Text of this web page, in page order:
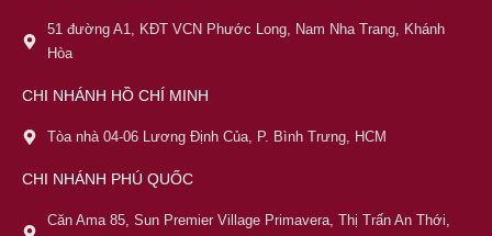
51 đường A1, KĐT VCN Phước Long, Nam Nha Trang, Khánh
Hòa
CHI NHÁNH HỒ CHÍ MINH
Tòa nhà 04-06 Lương Định Của, P. Bình Trưng, HCM
CHI NHÁNH PHÚ QUỐC
Căn Ama 85, Sun Premier Village Primavera, Thị Trấn An Thới,